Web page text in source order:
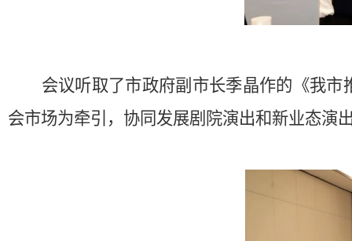
会议听取了市政府副市长季晶作的《我
会市场为牵引，协同发展剧院演出和新业态演